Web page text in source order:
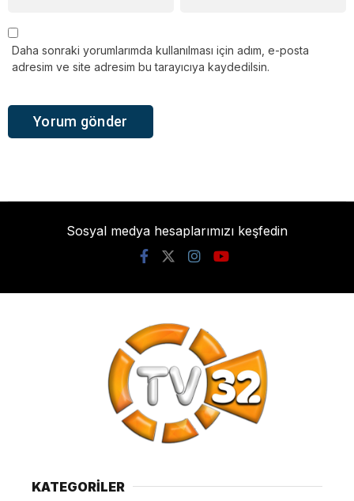
Daha sonraki yorumlarımda kullanılması için adım, e-posta
adresim ve site adresim bu tarayıcıya kaydedilsin.
Sosyal medya hesaplarımızı keşfedin
KATEGORİLER